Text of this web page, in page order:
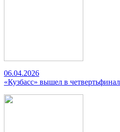
06.04.2026
«Кузбасс» вышел в